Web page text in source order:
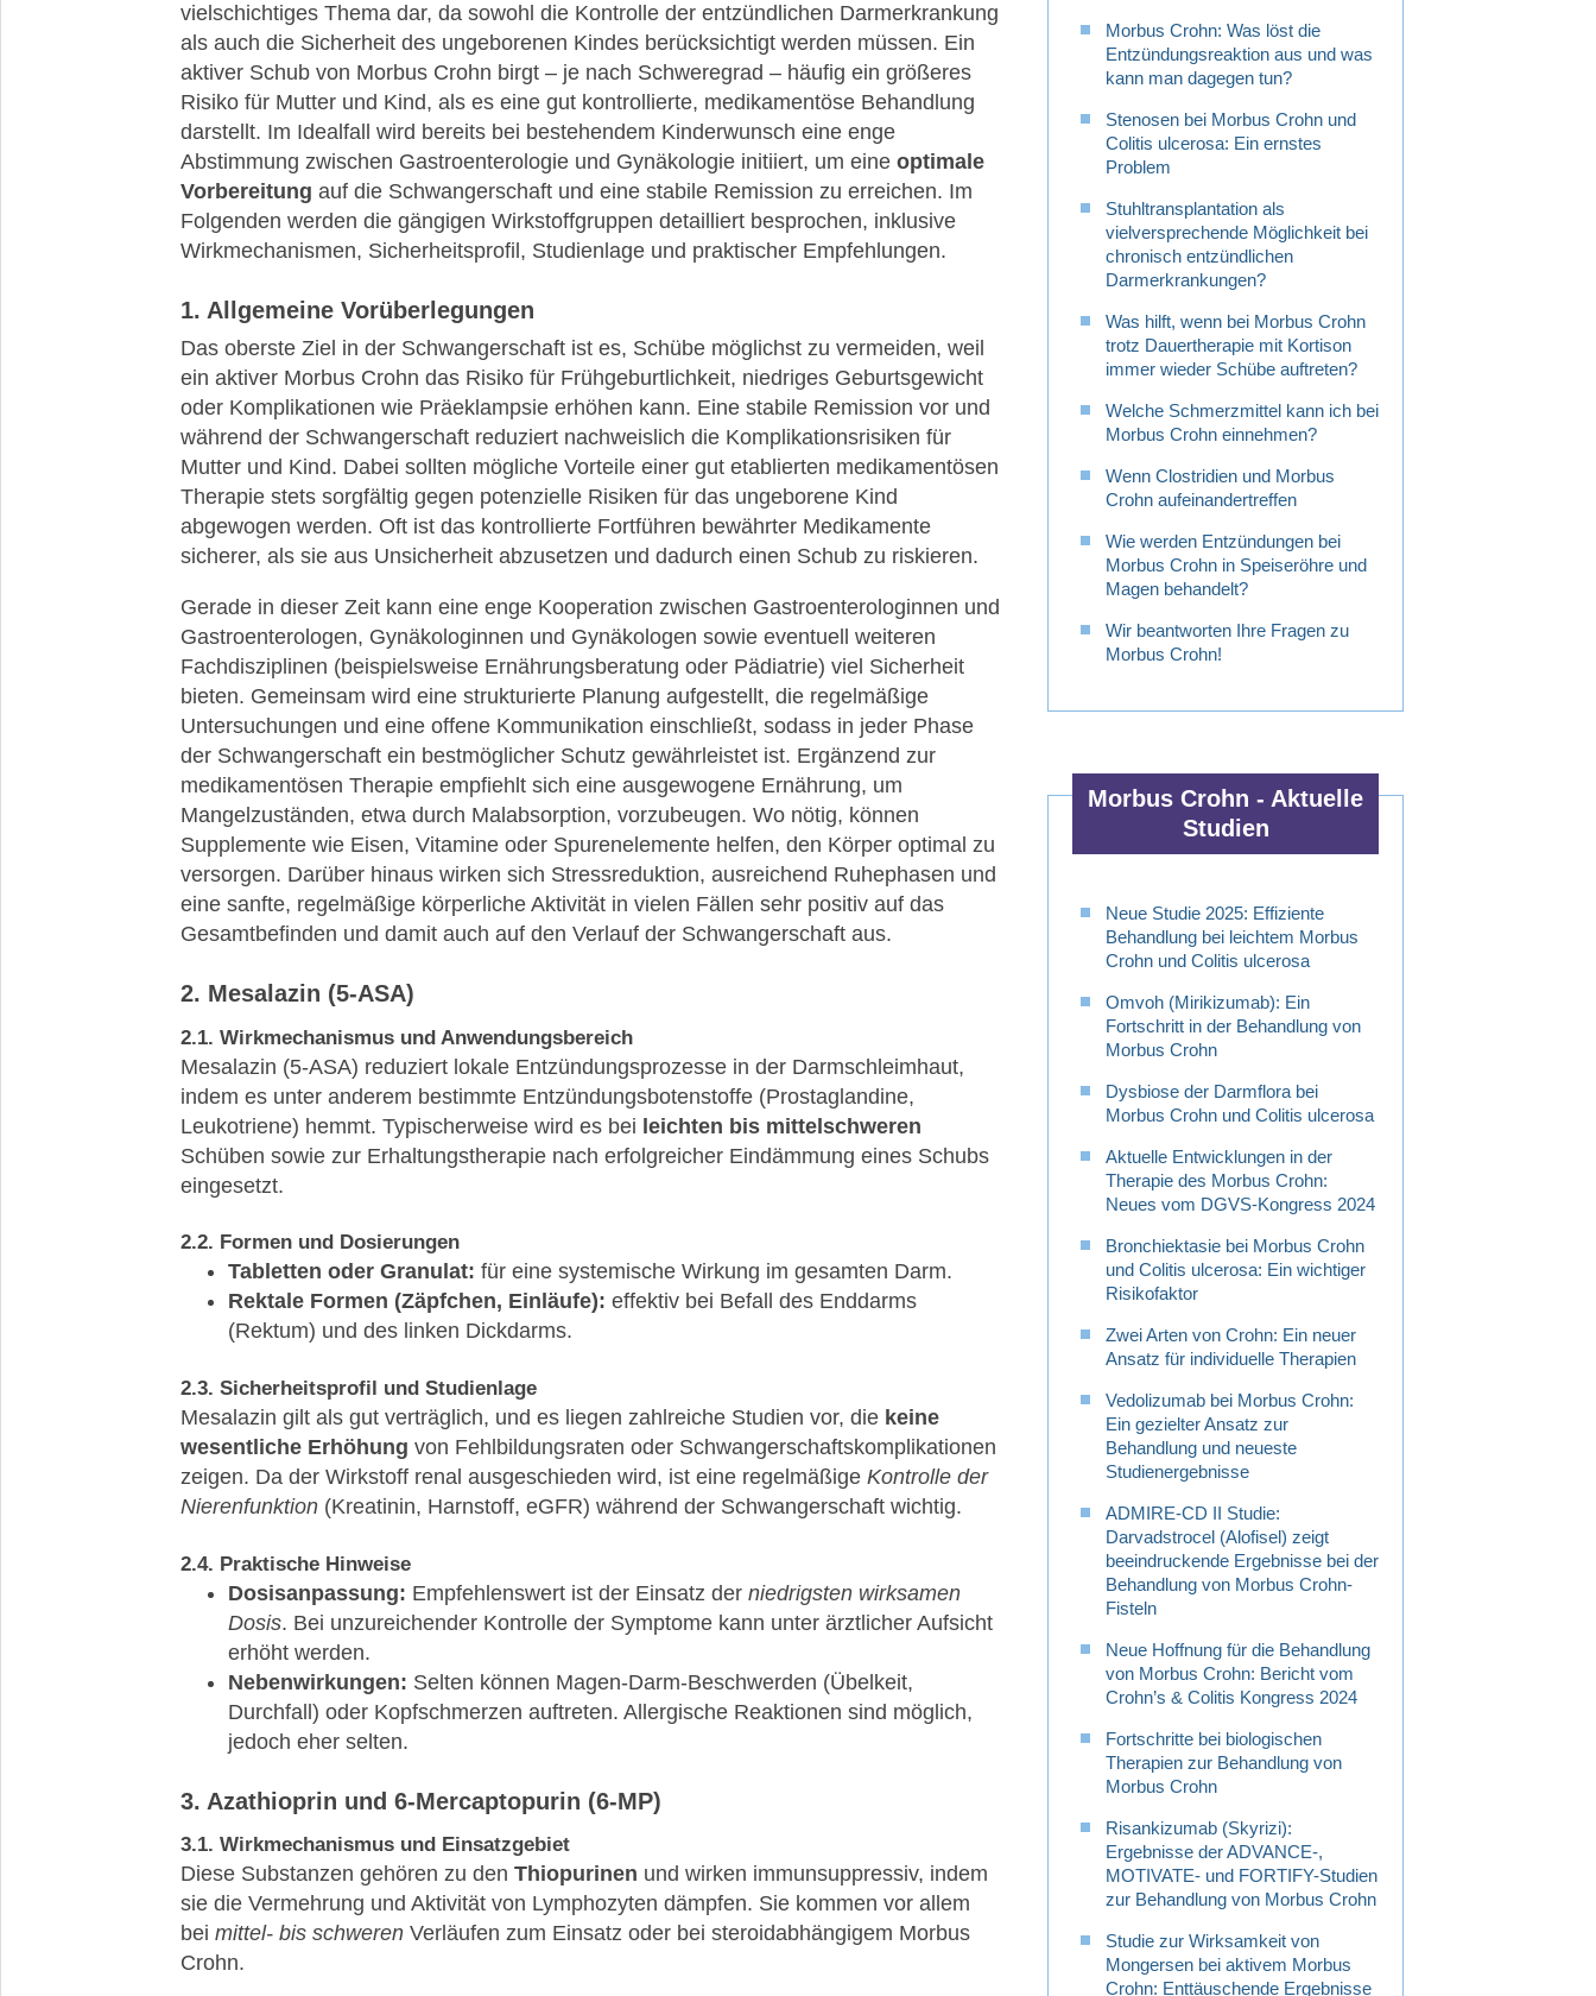
vielschichtiges Thema dar, da sowohl die Kontrolle der entzündlichen Darmerkrankung
als auch die Sicherheit des ungeborenen Kindes berücksichtigt werden müssen. Ein
aktiver Schub von Morbus Crohn birgt – je nach Schweregrad – häufig ein größeres
Risiko für Mutter und Kind, als es eine gut kontrollierte, medikamentöse Behandlung
darstellt. Im Idealfall wird bereits bei bestehendem Kinderwunsch eine enge
Abstimmung zwischen Gastroenterologie und Gynäkologie initiiert, um eine optimale
Vorbereitung auf die Schwangerschaft und eine stabile Remission zu erreichen. Im
Folgenden werden die gängigen Wirkstoffgruppen detailliert besprochen, inklusive
Wirkmechanismen, Sicherheitsprofil, Studienlage und praktischer Empfehlungen.
1. Allgemeine Vorüberlegungen
Das oberste Ziel in der Schwangerschaft ist es, Schübe möglichst zu vermeiden, weil
ein aktiver Morbus Crohn das Risiko für Frühgeburtlichkeit, niedriges Geburtsgewicht
oder Komplikationen wie Präeklampsie erhöhen kann. Eine stabile Remission vor und
während der Schwangerschaft reduziert nachweislich die Komplikationsrisiken für
Mutter und Kind. Dabei sollten mögliche Vorteile einer gut etablierten medikamentösen
Therapie stets sorgfältig gegen potenzielle Risiken für das ungeborene Kind
abgewogen werden. Oft ist das kontrollierte Fortführen bewährter Medikamente
sicherer, als sie aus Unsicherheit abzusetzen und dadurch einen Schub zu riskieren.
Gerade in dieser Zeit kann eine enge Kooperation zwischen Gastroenterologinnen und
Gastroenterologen, Gynäkologinnen und Gynäkologen sowie eventuell weiteren
Fachdisziplinen (beispielsweise Ernährungsberatung oder Pädiatrie) viel Sicherheit
bieten. Gemeinsam wird eine strukturierte Planung aufgestellt, die regelmäßige
Untersuchungen und eine offene Kommunikation einschließt, sodass in jeder Phase
der Schwangerschaft ein bestmöglicher Schutz gewährleistet ist. Ergänzend zur
medikamentösen Therapie empfiehlt sich eine ausgewogene Ernährung, um
Mangelzuständen, etwa durch Malabsorption, vorzubeugen. Wo nötig, können
Supplemente wie Eisen, Vitamine oder Spurenelemente helfen, den Körper optimal zu
versorgen. Darüber hinaus wirken sich Stressreduktion, ausreichend Ruhephasen und
eine sanfte, regelmäßige körperliche Aktivität in vielen Fällen sehr positiv auf das
Gesamtbefinden und damit auch auf den Verlauf der Schwangerschaft aus.
2. Mesalazin (5-ASA)
2.1. Wirkmechanismus und Anwendungsbereich
Mesalazin (5-ASA) reduziert lokale Entzündungsprozesse in der Darmschleimhaut,
indem es unter anderem bestimmte Entzündungsbotenstoffe (Prostaglandine,
Leukotriene) hemmt. Typischerweise wird es bei leichten bis mittelschweren
Schüben sowie zur Erhaltungstherapie nach erfolgreicher Eindämmung eines Schubs
eingesetzt.
2.2. Formen und Dosierungen
Tabletten oder Granulat: für eine systemische Wirkung im gesamten Darm.
Rektale Formen (Zäpfchen, Einläufe): effektiv bei Befall des Enddarms
(Rektum) und des linken Dickdarms.
2.3. Sicherheitsprofil und Studienlage
Mesalazin gilt als gut verträglich, und es liegen zahlreiche Studien vor, die keine
wesentliche Erhöhung von Fehlbildungsraten oder Schwangerschaftskomplikationen
zeigen. Da der Wirkstoff renal ausgeschieden wird, ist eine regelmäßige Kontrolle der
Nierenfunktion (Kreatinin, Harnstoff, eGFR) während der Schwangerschaft wichtig.
2.4. Praktische Hinweise
Dosisanpassung: Empfehlenswert ist der Einsatz der niedrigsten wirksamen
Dosis. Bei unzureichender Kontrolle der Symptome kann unter ärztlicher Aufsicht
erhöht werden.
Nebenwirkungen: Selten können Magen-Darm-Beschwerden (Übelkeit,
Durchfall) oder Kopfschmerzen auftreten. Allergische Reaktionen sind möglich,
jedoch eher selten.
3. Azathioprin und 6-Mercaptopurin (6-MP)
3.1. Wirkmechanismus und Einsatzgebiet
Diese Substanzen gehören zu den Thiopurinen und wirken immunsuppressiv, indem
sie die Vermehrung und Aktivität von Lymphozyten dämpfen. Sie kommen vor allem
bei mittel- bis schweren Verläufen zum Einsatz oder bei steroidabhängigem Morbus
Crohn.
Morbus Crohn: Was löst die
Entzündungsreaktion aus und was
kann man dagegen tun?
Stenosen bei Morbus Crohn und
Colitis ulcerosa: Ein ernstes
Problem
Stuhltransplantation als
vielversprechende Möglichkeit bei
chronisch entzündlichen
Darmerkrankungen?
Was hilft, wenn bei Morbus Crohn
trotz Dauertherapie mit Kortison
immer wieder Schübe auftreten?
Welche Schmerzmittel kann ich bei
Morbus Crohn einnehmen?
Wenn Clostridien und Morbus
Crohn aufeinandertreffen
Wie werden Entzündungen bei
Morbus Crohn in Speiseröhre und
Magen behandelt?
Wir beantworten Ihre Fragen zu
Morbus Crohn!
Morbus Crohn - Aktuelle
Studien
Neue Studie 2025: Effiziente
Behandlung bei leichtem Morbus
Crohn und Colitis ulcerosa
Omvoh (Mirikizumab): Ein
Fortschritt in der Behandlung von
Morbus Crohn
Dysbiose der Darmflora bei
Morbus Crohn und Colitis ulcerosa
Aktuelle Entwicklungen in der
Therapie des Morbus Crohn:
Neues vom DGVS-Kongress 2024
Bronchiektasie bei Morbus Crohn
und Colitis ulcerosa: Ein wichtiger
Risikofaktor
Zwei Arten von Crohn: Ein neuer
Ansatz für individuelle Therapien
Vedolizumab bei Morbus Crohn:
Ein gezielter Ansatz zur
Behandlung und neueste
Studienergebnisse
ADMIRE-CD II Studie:
Darvadstrocel (Alofisel) zeigt
beeindruckende Ergebnisse bei der
Behandlung von Morbus Crohn-
Fisteln
Neue Hoffnung für die Behandlung
von Morbus Crohn: Bericht vom
Crohn’s & Colitis Kongress 2024
Fortschritte bei biologischen
Therapien zur Behandlung von
Morbus Crohn
Risankizumab (Skyrizi):
Ergebnisse der ADVANCE-,
MOTIVATE- und FORTIFY-Studien
zur Behandlung von Morbus Crohn
Studie zur Wirksamkeit von
Mongersen bei aktivem Morbus
Crohn: Enttäuschende Ergebnisse